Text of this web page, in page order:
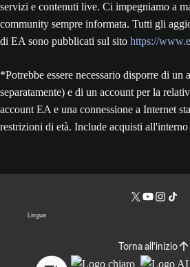
servizi e contenuti live. Ci impegniamo a
community sempre informata. Tutti gli
di EA sono pubblicati sul sito https://
*Potrebbe essere necessario disporre di un
separatamente) e di un account per la
account EA e una connessione a Internet
restrizioni di età. Include acquisti
Lingua
Torna all'inizio